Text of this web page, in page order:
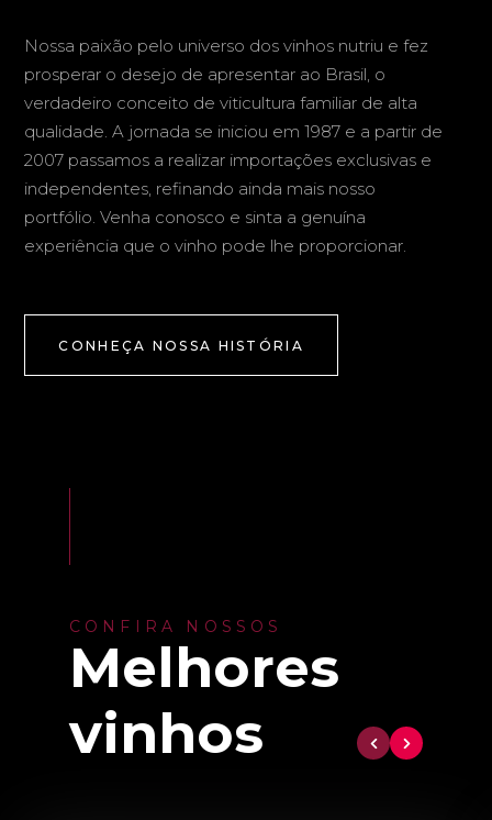
Nossa paixão pelo universo dos vinhos nutriu e fez
prosperar o desejo de apresentar ao Brasil, o
verdadeiro conceito de viticultura familiar de alta
qualidade. A jornada se iniciou em 1987 e a partir de
2007 passamos a realizar importações exclusivas e
independentes, refinando ainda mais nosso
portfólio. Venha conosco e sinta a genuína
experiência que o vinho pode lhe proporcionar.
CONHEÇA NOSSA HISTÓRIA
CONFIRA NOSSOS
Melhores
vinhos